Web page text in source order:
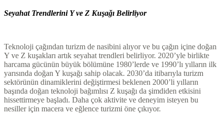
Seyahat Trendlerini Y ve Z Kuşağı Belirliyor
Teknoloji çağından turizm de nasibini alıyor ve bu çağın içine doğan
Y ve Z kuşakları artık seyahat trendleri belirliyor. 2020’yle birlikte
harcama gücünün büyük bölümüne 1980’lerde ve 1990’lı yılların ilk
yarısında doğan Y kuşağı sahip olacak. 2030’da itibarıyla turizm
sektörünün dinamiklerini değiştirmesi beklenen 2000’li yılların
başında doğan teknoloji bağımlısı Z kuşağı da şimdiden etkisini
hissettirmeye başladı. Daha çok aktivite ve deneyim isteyen bu
nesiller için macera ve eğlence turizmi öne çıkıyor.